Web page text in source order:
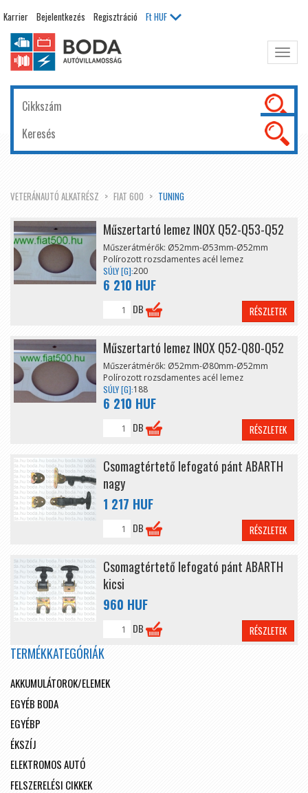
Karrier Bejelentkezés Regisztráció FtHUF
VETERÁNAUTÓ ALKATRÉSZ FIAT 600 TUNING
Műszertartó lemez INOX Q52-Q53-Q52
Műszerátmérők: Ø52mm-Ø53mm-Ø52mm
Polírozott rozsdamentes acél lemez
SÚLY [G]:200
6 210 HUF
DB RÉSZLETEK
Műszertartó lemez INOX Q52-Q80-Q52
Műszerátmérők: Ø52mm-Ø80mm-Ø52mm
Polírozott rozsdamentes acél lemez
SÚLY [G]:188
6 210 HUF
DB RÉSZLETEK
Csomagtértető lefogató pánt ABARTH
nagy
1 217 HUF
DB RÉSZLETEK
Csomagtértető lefogató pánt ABARTH
kicsi
960 HUF
DB RÉSZLETEK
TERMÉKKATEGÓRIÁK
AKKUMULÁTOROK/ELEMEK
EGYÉB BODA
EGYÉBP
ÉKSZÍJ
ELEKTROMOS AUTÓ
FELSZERELÉSI CIKKEK